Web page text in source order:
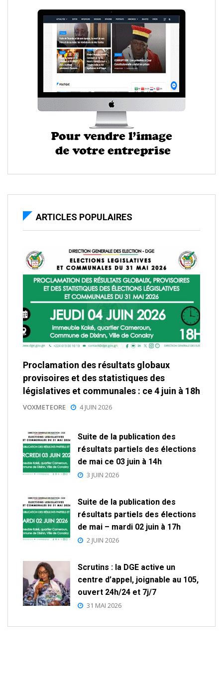
ARTICLES POPULAIRES
Proclamation des résultats globaux
provisoires et des statistiques des
législatives et communales : ce 4 juin à 18h
VOXMETEORE 4 JUIN 2026
Suite de la publication des
résultats partiels des élections
de mai ce 03 juin à 14h
3 JUIN 2026
Suite de la publication des
résultats partiels des élections
de mai – mardi 02 juin à 17h
2 JUIN 2026
Scrutins : la DGE active un
centre d’appel, joignable au 105,
ouvert 24h/24 et 7j/7
31 MAI 2026